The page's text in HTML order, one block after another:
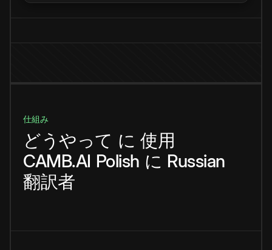
仕組み
どうやって に 使用
CAMB.AI Polish に Russian
翻訳者